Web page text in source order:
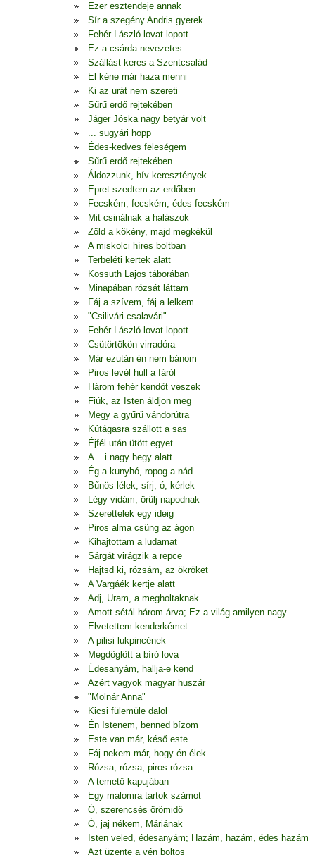
Ezer esztendeje annak
Sír a szegény Andris gyerek
Fehér László lovat lopott
Ez a csárda nevezetes
Szállást keres a Szentcsalád
El kéne már haza menni
Ki az urát nem szereti
Sűrű erdő rejtekében
Jáger Jóska nagy betyár volt
... sugyári hopp
Édes-kedves feleségem
Sűrű erdő rejtekében
Áldozzunk, hív keresztények
Epret szedtem az erdőben
Fecském, fecském, édes fecském
Mit csinálnak a halászok
Zöld a kökény, majd megkékül
A miskolci híres boltban
Terbeléti kertek alatt
Kossuth Lajos táborában
Minapában rózsát láttam
Fáj a szívem, fáj a lelkem
"Csilivári-csalavári"
Fehér László lovat lopott
Csütörtökön virradóra
Már ezután én nem bánom
Piros levél hull a fáról
Három fehér kendőt veszek
Fiúk, az Isten áldjon meg
Megy a gyűrű vándorútra
Kútágasra szállott a sas
Éjfél után ütött egyet
A ...i nagy hegy alatt
Ég a kunyhó, ropog a nád
Bűnös lélek, sírj, ó, kérlek
Légy vidám, örülj napodnak
Szerettelek egy ideig
Piros alma csüng az ágon
Kihajtottam a ludamat
Sárgát virágzik a repce
Hajtsd ki, rózsám, az ökröket
A Vargáék kertje alatt
Adj, Uram, a megholtaknak
Amott sétál három árva; Ez a világ amilyen nagy
Elvetettem kenderkémet
A pilisi lukpincének
Megdöglött a bíró lova
Édesanyám, hallja-e kend
Azért vagyok magyar huszár
"Molnár Anna"
Kicsi fülemüle dalol
Én Istenem, benned bízom
Este van már, késő este
Fáj nekem már, hogy én élek
Rózsa, rózsa, piros rózsa
A temető kapujában
Egy malomra tartok számot
Ó, szerencsés örömidő
Ó, jaj nékem, Máriának
Isten veled, édesanyám; Hazám, hazám, édes hazám
Azt üzente a vén boltos